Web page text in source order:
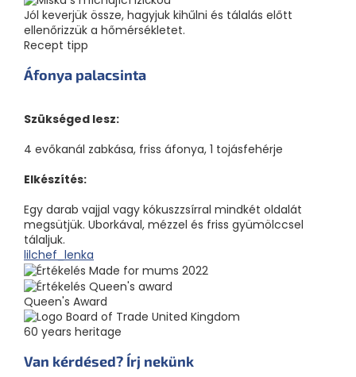
Jól keverjük össze, hagyjuk kihűlni és tálalás előtt
ellenőrizzük a hőmérsékletet.
Recept tipp
Áfonya palacsinta
Szükséged lesz:
4 evőkanál zabkása, friss áfonya, 1 tojásfehérje
Elkészítés:
Egy darab vajjal vagy kókuszzsírral mindkét oldalát
megsütjük. Uborkával, mézzel és friss gyümölccsel
tálaljuk.
lilchef_lenka
Queen's Award
60 years heritage
Van kérdésed? Írj nekünk